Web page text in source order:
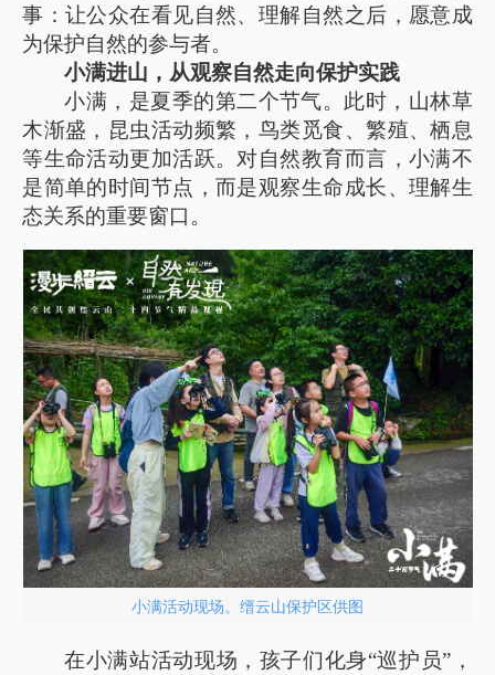
事：让公众在看见自然、理解自然之后，愿意成
为保护自然的参与者。
小满进山，从观察自然走向保护实践
小满，是夏季的第二个节气。此时，山林草
木渐盛，昆虫活动频繁，鸟类觅食、繁殖、栖息
等生命活动更加活跃。对自然教育而言，小满不
是简单的时间节点，而是观察生命成长、理解生
态关系的重要窗口。
小满活动现场。缙云山保护区供图
在小满站活动现场，孩子们化身“巡护员”，